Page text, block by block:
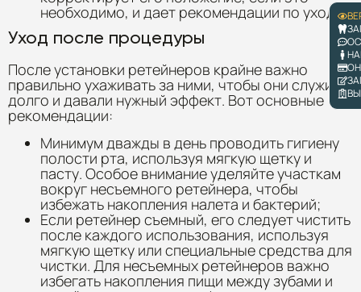
необходимо, и дает рекомендации по уходу.
Уход после процедуры
После установки ретейнеров крайне важно
правильно ухаживать за ними, чтобы они служили
долго и давали нужный эффект. Вот основные
рекомендации:
Минимум дважды в день проводить гигиену
полости рта, используя мягкую щетку и
пасту. Особое внимание уделяйте участкам
вокруг несъемного ретейнера, чтобы
избежать накопления налета и бактерий;
Если ретейнер съемный, его следует чистить
после каждого использования, используя
мягкую щетку или специальные средства для
чистки. Для несъемных ретейнеров важно
избегать накопления пищи между зубами и